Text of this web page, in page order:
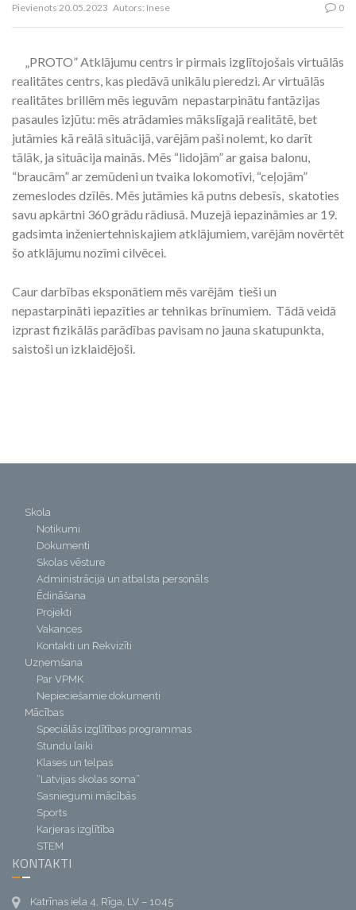
Pievienots 20.05.2023 Autors: Inese 0
„PROTO” Atklājumu centrs ir pirmais izglītojošais virtuālās
realitātes centrs, kas piedāvā unikālu pieredzi. Ar virtuālās
realitātes brillēm mēs ieguvām nepastarpinātu fantāzijas
pasaules izjūtu: mēs atrādamies mākslīgajā realitātē, bet
jutāmies kā reālā situācijā, varējām paši nolemt, ko darīt
tālāk, ja situācija mainās. Mēs “lidojām” ar gaisa balonu,
“braucām” ar zemūdeni un tvaika lokomotīvi, “ceļojām”
zemeslodes dzīlēs. Mēs jutāmies kā putns debesīs, skatoties
savu apkārtni 360 grādu rādiusā. Muzejā iepazināmies ar 19.
gadsimta inženiertehniskajiem atklājumiem, varējām novērtēt
šo atklājumu nozīmi cilvēcei.
Caur darbības eksponātiem mēs varējām tieši un
nepastarpināti iepazīties ar tehnikas brīnumiem. Tādā veidā
izprast fizikālās parādības pavisam no jauna skatupunkta,
saistoši un izklaidējoši.
Skola
Notikumi
Dokumenti
Skolas vēsture
Administrācija un atbalsta personāls
Ēdināšana
Projekti
Vakances
Kontakti un Rekvizīti
Uzņemšana
Par VPMK
Nepieciešamie dokumenti
Mācības
Speciālās izglītības programmas
Stundu laiki
Klases un telpas
“Latvijas skolas soma”
Sasniegumi mācībās
Sports
Karjeras izglītība
STEM
KONTAKTI
Katrīnas iela 4, Rīga, LV – 1045